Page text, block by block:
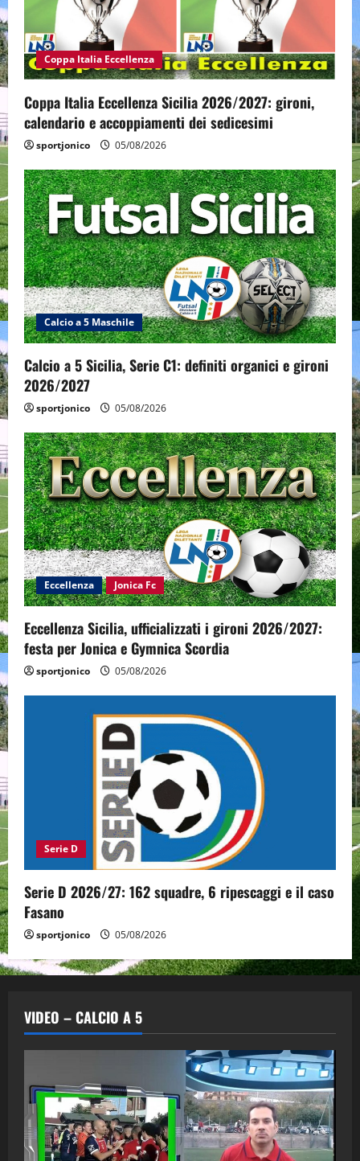
Coppa Italia Eccellenza
Coppa Italia Eccellenza Sicilia 2026/2027: gironi,
calendario e accoppiamenti dei sedicesimi
sportjonico 05/08/2026
Calcio a 5 Maschile
Calcio a 5 Sicilia, Serie C1: definiti organici e gironi
2026/2027
sportjonico 05/08/2026
Eccellenza Jonica Fc
Eccellenza Sicilia, ufficializzati i gironi 2026/2027:
festa per Jonica e Gymnica Scordia
sportjonico 05/08/2026
Serie D
Serie D 2026/27: 162 squadre, 6 ripescaggi e il caso
Fasano
sportjonico 05/08/2026
VIDEO – CALCIO A 5